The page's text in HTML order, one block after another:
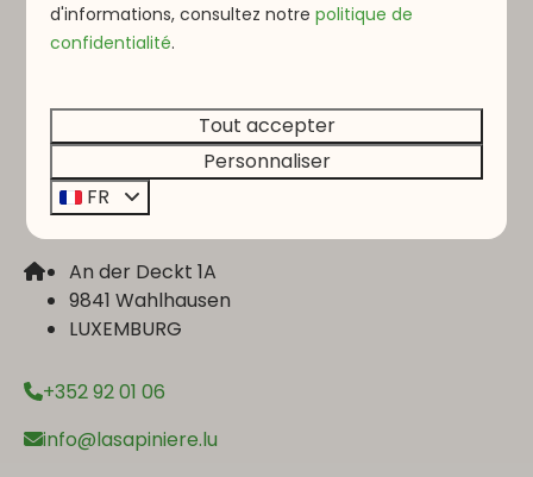
Payer en toute sécurité
An der Deckt 1A
9841 Wahlhausen
LUXEMBURG
+352 92 01 06
info@lasapiniere.lu
d'informations, consultez notre politique de
confidentialité.
Tout accepter
Personnaliser
FR